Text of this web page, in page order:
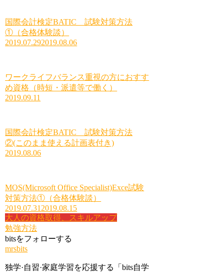
国際会計検定BATIC 試験対策方法
①（合格体験談）
2019.07.292019.08.06
ワークライフバランス重視の方におすす
め資格（時短・派遣等で働く）
2019.09.11
国際会計検定BATIC 試験対策方法
②(このまま使える計画表付き)
2019.08.06
MOS(Microsoft Office Specialist)Exce試験
対策方法①（合格体験談）
2019.07.31 2019.08.15
大人の資格取得、スキルアップ
勉強方法
bitsをフォローする
mrsbits
独学·自習·家庭学習を応援する「bits自学